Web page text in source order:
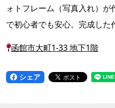
ォトフレーム（写真入れ）
で初心者でも安心。完成した
函館市大町1-33 地下1階
シェア